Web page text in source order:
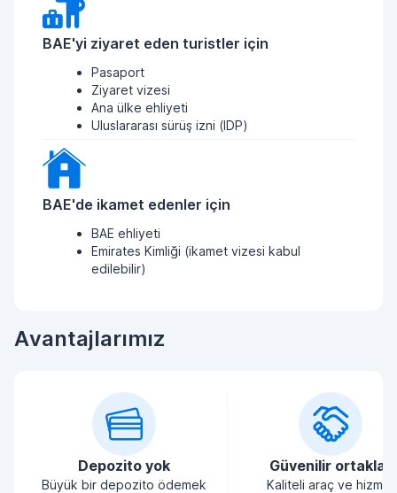
BAE'yi ziyaret eden turistler için
Pasaport
Ziyaret vizesi
Ana ülke ehliyeti
Uluslararası sürüş izni (IDP)
BAE'de ikamet edenler için
BAE ehliyeti
Emirates Kimliği (ikamet vizesi kabul
edilebilir)
Avantajlarımız
Depozito yok
Büyük bir depozito ödemek
Güvenilir ortaklar
Kaliteli araç ve hizmet